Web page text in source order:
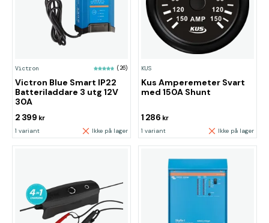
Victron (26)
Victron Blue Smart IP22
Batteriladdare 3 utg 12V
30A
2 399 kr
1 variant Ikke på lager
KUS
Kus Amperemeter Svart
med 150A Shunt
1 286 kr
1 variant Ikke på lager